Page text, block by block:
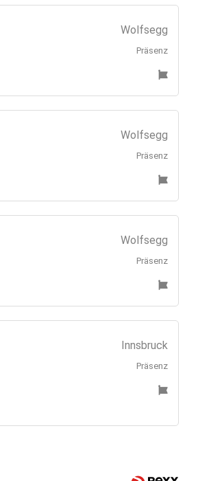
Wolfsegg
Präsenz
Wolfsegg
Präsenz
Wolfsegg
Präsenz
Innsbruck
Präsenz